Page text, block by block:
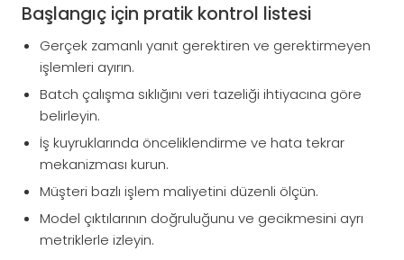
Başlangıç için pratik kontrol listesi
Gerçek zamanlı yanıt gerektiren ve gerektirmeyen
işlemleri ayırın.
Batch çalışma sıklığını veri tazeliği ihtiyacına göre
belirleyin.
İş kuyruklarında önceliklendirme ve hata tekrar
mekanizması kurun.
Müşteri bazlı işlem maliyetini düzenli ölçün.
Model çıktılarının doğruluğunu ve gecikmesini ayrı
metriklerle izleyin.